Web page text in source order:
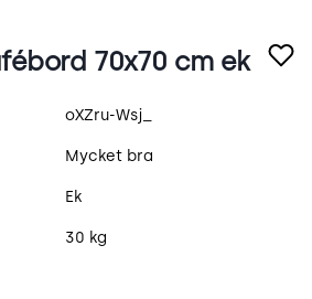
70x70 cm ek
oXZru-Wsj_
Mycket bra
Ek
30 kg